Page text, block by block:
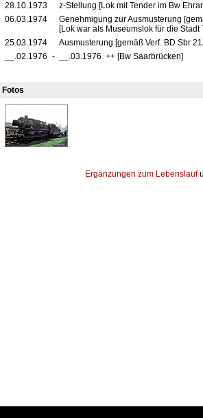
28.10.1973
z-Stellung [Lok mit Tender im Bw
06.03.1974
Genehmigung zur Ausmusterung
[Lok war als Museumslok für die Stadt
25.03.1974
Ausmusterung [gemäß Verf. BD Sbr
__.02.1976 - __.03.1976 ++ [Bw Saarbrücken]
Fotos
Ergänzungen zum Lebenslauf